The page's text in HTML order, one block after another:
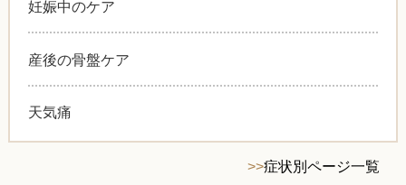
妊娠中のケア
産後の骨盤ケア
天気痛
>>症状別ページ一覧